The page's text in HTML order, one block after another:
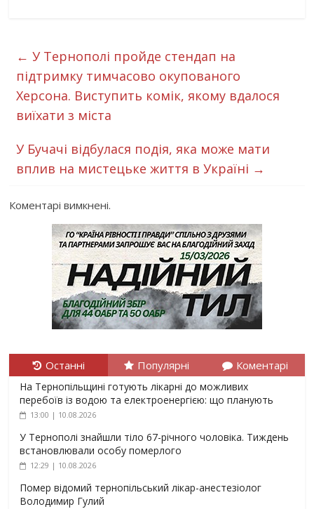
← У Тернополі пройде стендап на
підтримку тимчасово окупованого
Херсона. Виступить комік, якому вдалося
виїхати з міста
У Бучачі відбулася подія, яка може мати
вплив на мистецьке життя в Україні →
Коментарі вимкнені.
Останні Популярні Коментарі
На Тернопільщині готують лікарні до можливих
перебоїв із водою та електроенергією: що планують
13:00 | 10.08.2026
У Тернополі знайшли тіло 67-річного чоловіка. Тиждень
встановлювали особу померлого
12:29 | 10.08.2026
Помер відомий тернопільський лікар-анестезіолог
Володимир Гулий